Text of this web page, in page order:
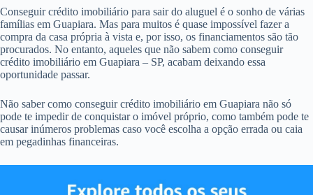
Conseguir crédito imobiliário para sair do aluguel é o sonho de várias
famílias em Guapiara. Mas para muitos é quase impossível fazer a
compra da casa própria à vista e, por isso, os financiamentos são tão
procurados. No entanto, aqueles que não sabem como conseguir
crédito imobiliário em Guapiara – SP, acabam deixando essa
oportunidade passar.
Não saber como conseguir crédito imobiliário em Guapiara não só
pode te impedir de conquistar o imóvel próprio, como também pode te
causar inúmeros problemas caso você escolha a opção errada ou caia
em pegadinhas financeiras.